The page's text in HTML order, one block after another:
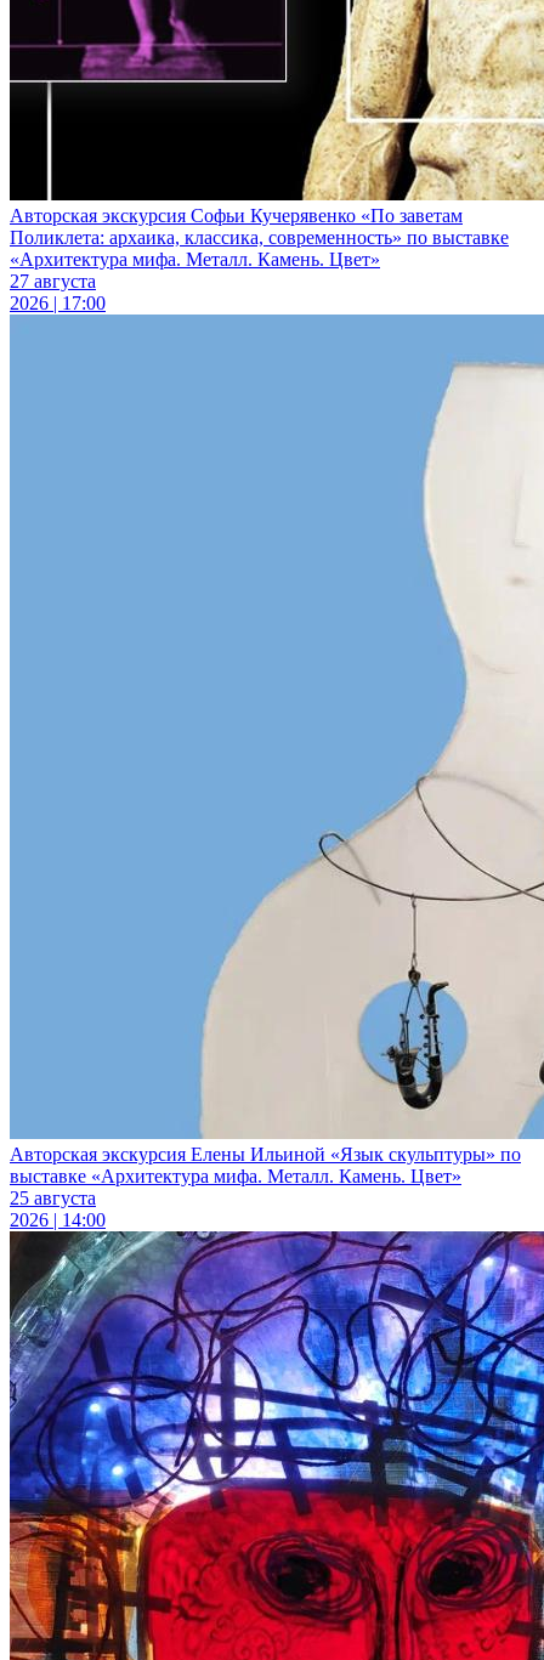
Авторская экскурсия Софьи Кучерявенко «По заветам
Поликлета: архаика, классика, современность» по выставке
«Архитектура мифа. Металл. Камень. Цвет»
27 августа
2026 | 17:00
Авторская экскурсия Елены Ильиной «Язык скульптуры» по
выставке «Архитектура мифа. Металл. Камень. Цвет»
25 августа
2026 | 14:00